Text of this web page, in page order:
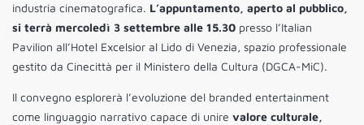
industria cinematografica. L’appuntamento, aperto al pubblico,
si terrà mercoledì 3 settembre alle 15.30 presso l’Italian
Pavilion all’Hotel Excelsior al Lido di Venezia, spazio professionale
gestito da Cinecittà per il Ministero della Cultura (DGCA-MiC).
Il convegno esplorerà l’evoluzione del branded entertainment
come linguaggio narrativo capace di unire valore culturale,